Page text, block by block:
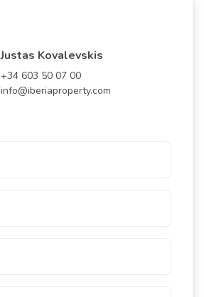
Justas Kovalevskis
+34 603 50 07 00
info@iberiaproperty.com